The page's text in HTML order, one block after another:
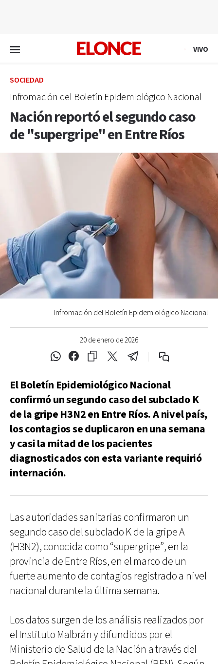
VIVO
SOCIEDAD
Infromación del Boletín Epidemiológico Nacional
Nación reportó el segundo caso
de "supergripe" en Entre Ríos
20 de enero de 2026
Infromación del Boletín Epidemiológico Nacional
El Boletín Epidemiológico Nacional
confirmó un segundo caso del subclado K
de la gripe H3N2 en Entre Ríos. A nivel país,
los contagios se duplicaron en una semana
y casi la mitad de los pacientes
diagnosticados con esta variante requirió
internación.
Las autoridades sanitarias confirmaron un
segundo caso del subclado K de la gripe A
(H3N2), conocida como “supergripe”, en la
provincia de Entre Ríos, en el marco de un
fuerte aumento de contagios registrado a nivel
nacional durante la última semana.
Los datos surgen de los análisis realizados por
el Instituto Malbrán y difundidos por el
Ministerio de Salud de la Nación a través del